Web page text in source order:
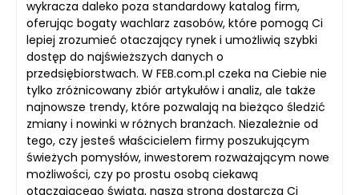
wykracza daleko poza standardowy katalog firm,
oferując bogaty wachlarz zasobów, które pomogą Ci
lepiej zrozumieć otaczający rynek i umożliwią szybki
dostęp do najświeższych danych o
przedsiębiorstwach. W FEB.com.pl czeka na Ciebie nie
tylko zróżnicowany zbiór artykułów i analiz, ale także
najnowsze trendy, które pozwalają na bieżąco śledzić
zmiany i nowinki w różnych branżach. Niezależnie od
tego, czy jesteś właścicielem firmy poszukującym
świeżych pomysłów, inwestorem rozważającym nowe
możliwości, czy po prostu osobą ciekawą
otaczającego świata, nasza strona dostarcza Ci